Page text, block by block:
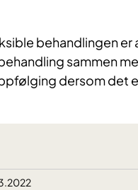
behandlingen er
sammen
dersom det